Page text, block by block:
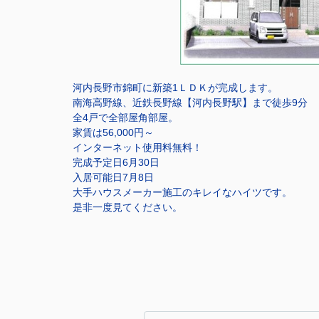
河内長野市錦町に新築1ＬＤＫが完成します。
南海高野線、近鉄長野線【河内長野駅】まで徒歩9分
全4戸で全部屋角部屋。
家賃は56,000円～
インターネット使用料無料！
完成予定日6月30日
入居可能日7月8日
大手ハウスメーカー施工のキレイなハイツです。
是非一度見てください。